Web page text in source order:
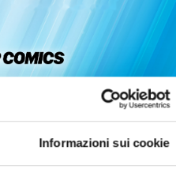
Informazioni sui cookie